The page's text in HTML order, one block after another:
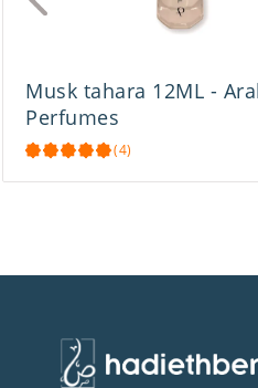
Musk tahara 12ML -
Perfumes
(4)